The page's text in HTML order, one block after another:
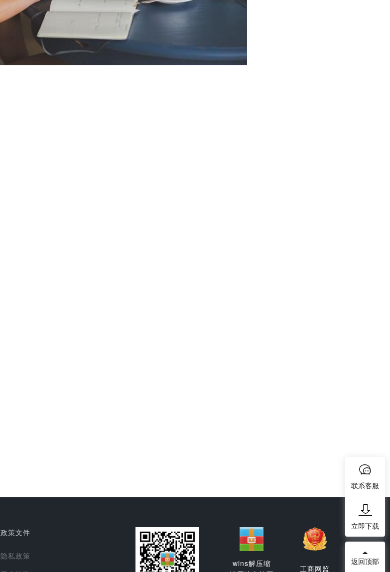
政策文件
隐私政策
wins解压缩
工商网监
联系客服
立即下载
返回顶部